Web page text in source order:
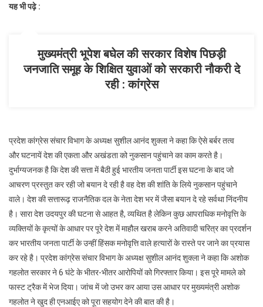
यह भी पढ़े :
मुख्यमंत्री भूपेश बघेल की सरकार विशेष पिछड़ी
जनजाति समूह के शिक्षित युवाओं को सरकारी नौकरी दे
रही : कांग्रेस
प्रदेश कांग्रेस संचार विभाग के अध्यक्ष सुशील आनंद शुक्ला ने कहा कि ऐसे बर्बर तत्व
और घटनायें देश की एकता और अखंडता को नुकसान पहुंचाने का काम करते है।
दुर्भाग्यजनक है कि देश की सत्ता में बैठी हुई भारतीय जनता पार्टी इस घटना के बाद जो
आचरण प्रस्तुत कर रही जो बयान दे रही है वह देश की शांति के लिये नुकसान पहुंचाने
वाले। देश की सत्तारूढ़ राजनैतिक दल के नेता देश भर में जैसा बयान दे रहे सर्वथा निंदनीय
है। सारा देश उदयपुर की घटना से आहत है, व्यथित है लेकिन कुछ आपराधिक मनोवृत्ति के
व्यक्तियों के कृत्यों के आधार पर पूरे देश में माहौल खराब करने अतिवादी चरित्र का प्रदर्शन
कर भारतीय जनता पार्टी के उन्हीं हिंसक मनोवृत्ति वाले हत्यारों के रास्ते पर जाने का प्रयास
कर रहे है। प्रदेश कांग्रेस संचार विभाग के अध्यक्ष सुशील आनंद शुक्ला ने कहा कि अशोक
गहलोत सरकार ने 6 घंटे के भीतर-भीतर आरोपियों को गिरफ्तार किया। इस पूरे मामले को
फास्ट ट्रैक में भेज दिया। जांच में जो उभर कर आया उस आधार पर मुख्यमंत्री अशोक
गहलोत ने खुद ही एनआईए को पूरा सहयोग देने की बात की है।